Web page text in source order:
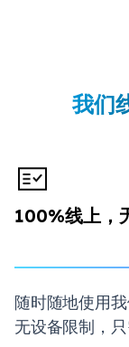
我们
100%线上，
随时随地使用
无设备限制，